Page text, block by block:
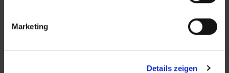
Marketing
Details zeigen
KONTAKT
New Place Immobilien